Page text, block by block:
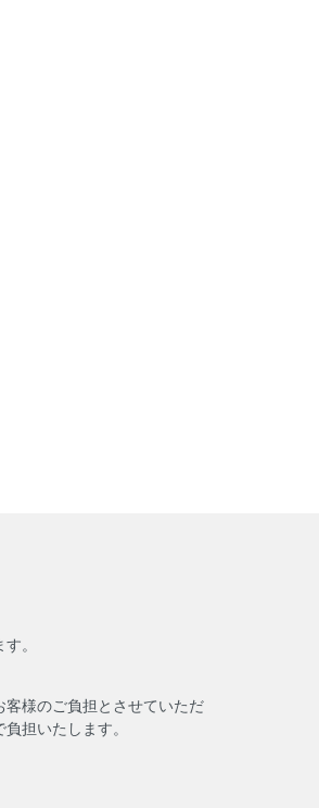
。
様のご負担とさせていただ
担いたします。